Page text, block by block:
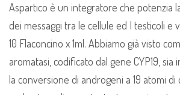
Aspartico è un integratore che potenzia
dei messaggi tra le cellule ed I testicoli e
10 Flaconcino x 1ml. Abbiamo già visto
aromatasi, codificato dal gene CYP19,
la conversione di androgeni a 19 atomi di